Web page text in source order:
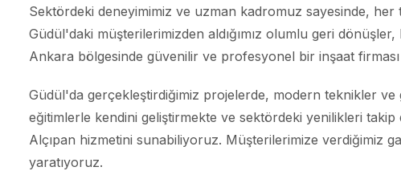
Sektördeki deneyimimiz ve uzman kadromuz sayesinde, her
Güdül'daki müşterilerimizden aldığımız olumlu geri
Ankara bölgesinde güvenilir ve profesyonel bir inşaat
Güdül'da gerçekleştirdiğimiz projelerde, modern teknikler
eğitimlerle kendini geliştirmekte ve sektördeki yenilikleri
Alçıpan hizmetini sunabiliyoruz. Müşterilerimize verdiğimiz
yaratıyoruz.